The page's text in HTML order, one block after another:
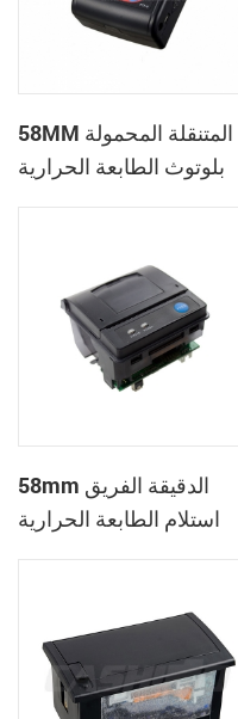
58MM المتنقلة المحمولة
بلوتوث الطابعة الحرارية
58mm الدقيقة الفريق
استلام الطابعة الحرارية